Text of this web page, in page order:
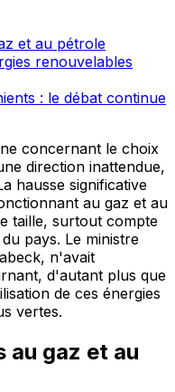
et au pétrole
renouvelables
: le débat continue
concernant le choix
direction inattendue,
hausse significative
au gaz et au
taille, surtout compte
pays. Le ministre
n'avait
d'autant plus que
de ces énergies
vertes.
au gaz et au